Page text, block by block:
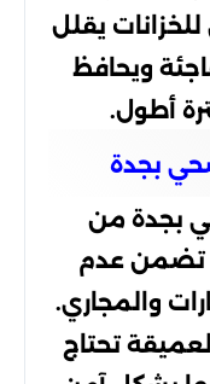
يقلل
ويحافظ
أطول.
بجدة
بجدة من
تضمن عدم
والمجاري.
تحتاج